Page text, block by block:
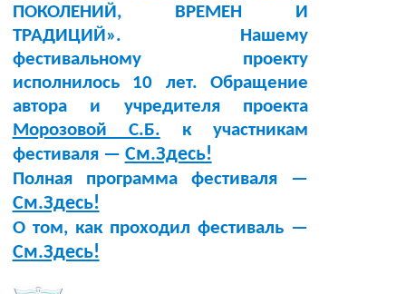
ПОКОЛЕНИЙ, ВРЕМЕН И
ТРАДИЦИЙ». Нашему
фестивальному проекту
исполнилось 10 лет. Обращение
автора и учредителя проекта
Морозовой С.Б. к участникам
фестиваля — См.Здесь!
Полная программа фестиваля —
См.Здесь!
О том, как проходил фестиваль —
См.Здесь!